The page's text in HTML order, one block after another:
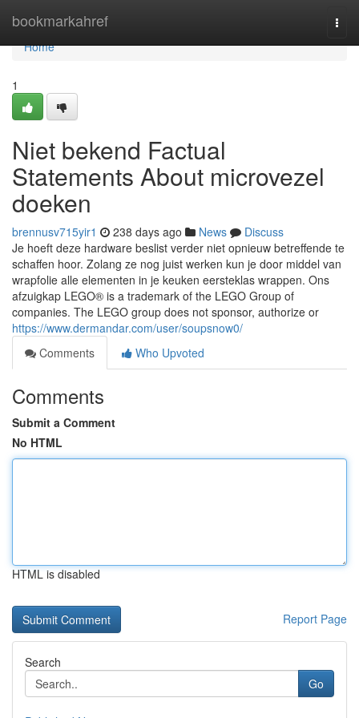
bookmarkahref
Home
Home
1
Niet bekend Factual
Statements About microvezel
doeken
brennusv715yir1 238 days ago News
Discuss
Je hoeft deze hardware beslist verder niet opnieuw betreffende te
schaffen hoor. Zolang ze nog juist werken kun je door middel van
wrapfolie alle elementen in je keuken eersteklas wrappen. Ons
afzuigkap LEGO® is a trademark of the LEGO Group of
companies. The LEGO group does not sponsor, authorize or
https://www.dermandar.com/user/soupsnow0/
Comments
Who Upvoted
Comments
Submit a Comment
No HTML
HTML is disabled
Report Page
Search
Go